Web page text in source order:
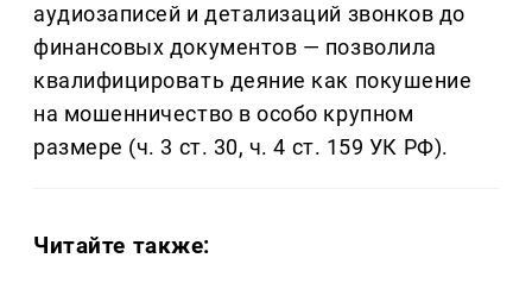
аудиозаписей и детализаций звонков до
финансовых документов — позволила
квалифицировать деяние как покушение
на мошенничество в особо крупном
размере (ч. 3 ст. 30, ч. 4 ст. 159 УК РФ).
Читайте также: